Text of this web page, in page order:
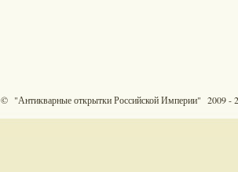
© "Антикварные открытки Российской Империи" 2009 -